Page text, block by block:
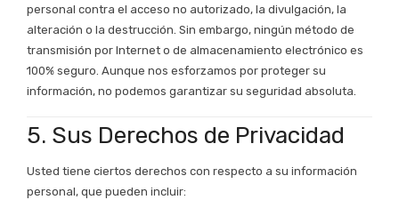
personal contra el acceso no autorizado, la divulgación, la
alteración o la destrucción. Sin embargo, ningún método de
transmisión por Internet o de almacenamiento electrónico es
100% seguro. Aunque nos esforzamos por proteger su
información, no podemos garantizar su seguridad absoluta.
5. Sus Derechos de Privacidad
Usted tiene ciertos derechos con respecto a su información
personal, que pueden incluir: